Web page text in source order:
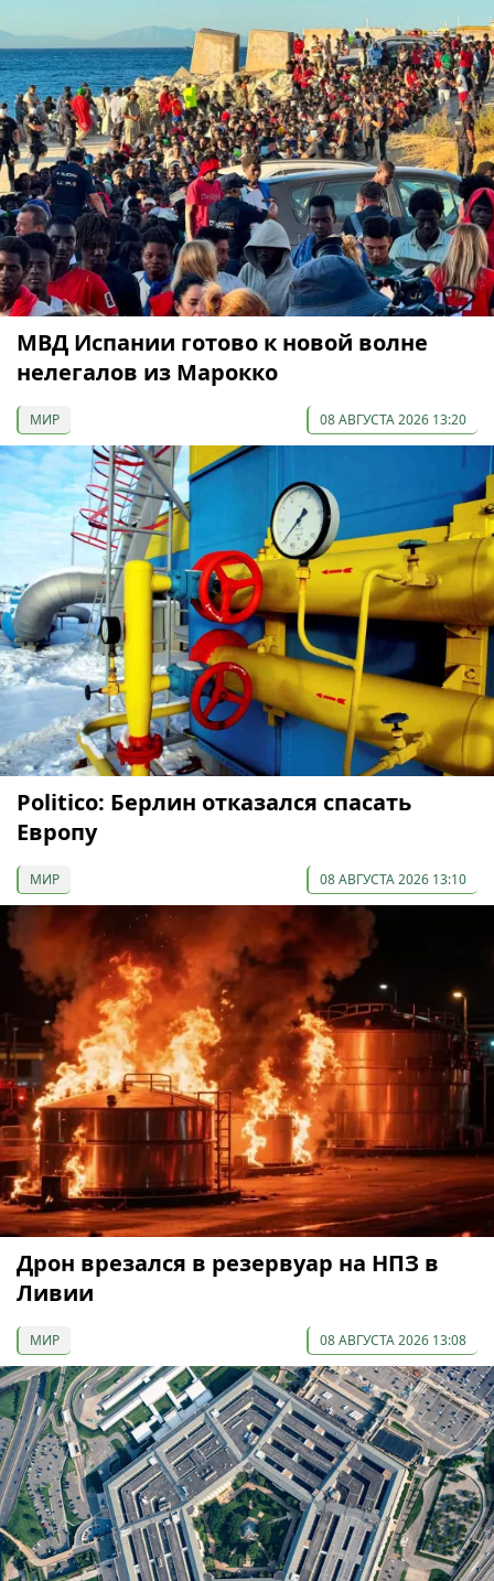
МВД Испании готово к новой волне
нелегалов из Марокко
МИР 08 АВГУСТА 2026 13:20
Politico: Берлин отказался спасать
Европу
МИР 08 АВГУСТА 2026 13:10
Дрон врезался в резервуар на НПЗ в
Ливии
МИР 08 АВГУСТА 2026 13:08